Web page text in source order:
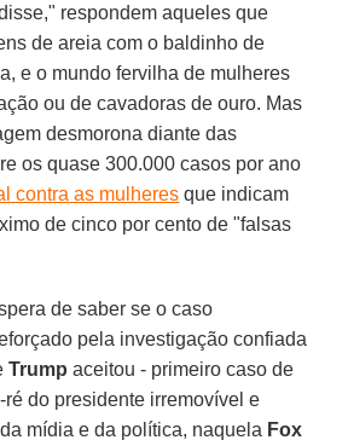
respondem aqueles que
de areia com o baldinho de
e o mundo fervilha de mulheres
ou de cavadoras de ouro. Mas
desmorona diante das
os quase 300.000 casos por ano
contra as mulheres que indicam
de cinco por cento de "falsas
de saber se o caso
pela investigação confiada
Trump aceitou - primeiro caso de
do presidente irremovível e
mídia e da política, naquela Fox